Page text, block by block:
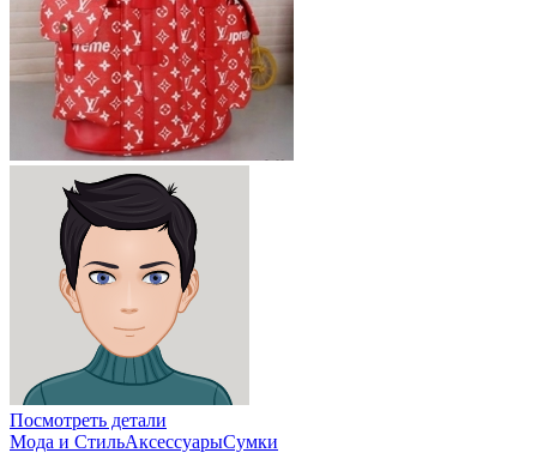
Посмотреть детали
Мода и СтильАксессуарыСумки